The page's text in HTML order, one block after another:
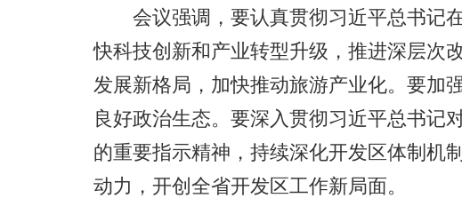
会议强调，要认真贯彻习近平总书记
快科技创新和产业转型升级，推进深层次
发展新格局，加快推动旅游产业化。要加
良好政治生态。要深入贯彻习近平总书记
的重要指示精神，持续深化开发区体制机
动力，开创全省开发区工作新局面。